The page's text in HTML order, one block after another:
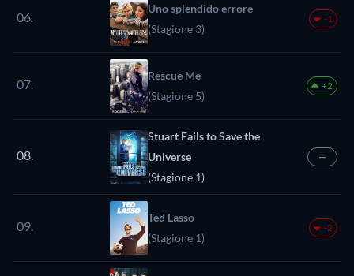
06.
Uno splendido errore
(Stagione 3)
-1
07.
Rescue Me
(Stagione 5)
+2
08.
Stuart Fails to Save the
Universe
(Stagione 1)
—
09.
Ted Lasso
(Stagione 1)
-2